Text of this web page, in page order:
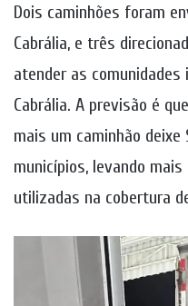
Dois caminhões foram
Cabrália, e três
atender as comunidades
Cabrália. A previsão é
mais um caminhão deixe
municípios, levando
utilizadas na cobertura